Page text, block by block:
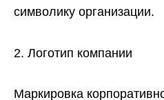
символику организации.
Логотип компании
Маркировка